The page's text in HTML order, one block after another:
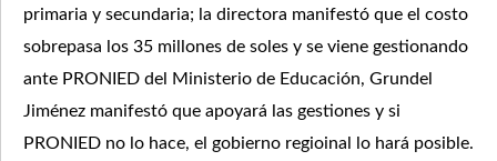
primaria y secundaria; la directora manifestó que el costo
sobrepasa los 35 millones de soles y se viene gestionando
ante PRONIED del Ministerio de Educación, Grundel
Jiménez manifestó que apoyará las gestiones y si
PRONIED no lo hace, el gobierno regioinal lo hará posible.